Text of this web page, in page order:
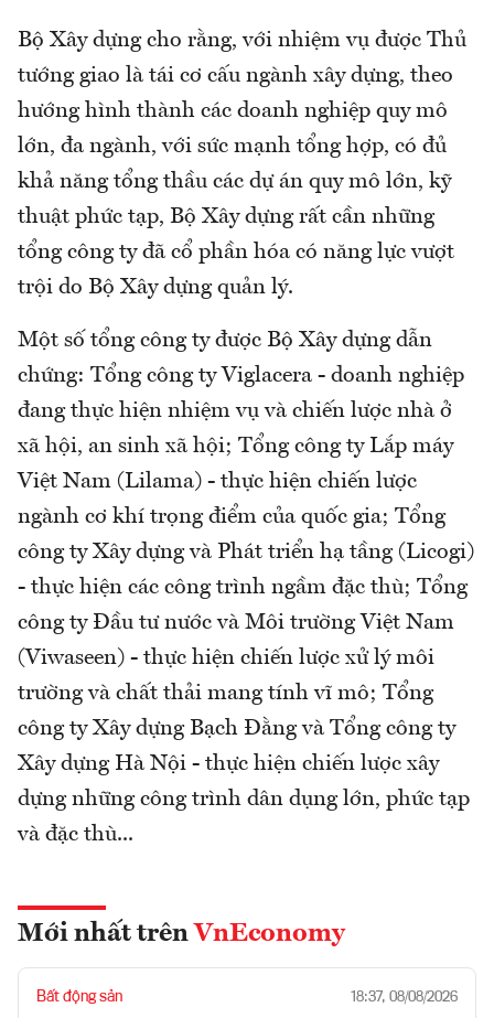
Bộ Xây dựng cho rằng, với nhiệm vụ được Thủ
tướng giao là tái cơ cấu ngành xây dựng, theo
hướng hình thành các doanh nghiệp quy mô
lớn, đa ngành, với sức mạnh tổng hợp, có đủ
khả năng tổng thầu các dự án quy mô lớn, kỹ
thuật phức tạp, Bộ Xây dựng rất cần những
tổng công ty đã cổ phần hóa có năng lực vượt
trội do Bộ Xây dựng quản lý.
Một số tổng công ty được Bộ Xây dựng dẫn
chứng: Tổng công ty Viglacera - doanh nghiệp
đang thực hiện nhiệm vụ và chiến lược nhà ở
xã hội, an sinh xã hội; Tổng công ty Lắp máy
Việt Nam (Lilama) - thực hiện chiến lược
ngành cơ khí trọng điểm của quốc gia; Tổng
công ty Xây dựng và Phát triển hạ tầng (Licogi)
- thực hiện các công trình ngầm đặc thù; Tổng
công ty Đầu tư nước và Môi trường Việt Nam
(Viwaseen) - thực hiện chiến lược xử lý môi
trường và chất thải mang tính vĩ mô; Tổng
công ty Xây dựng Bạch Đằng và Tổng công ty
Xây dựng Hà Nội - thực hiện chiến lược xây
dựng những công trình dân dụng lớn, phức tạp
và đặc thù...
Mới nhất trên VnEconomy
Bất động sản 18:37, 08/08/2026